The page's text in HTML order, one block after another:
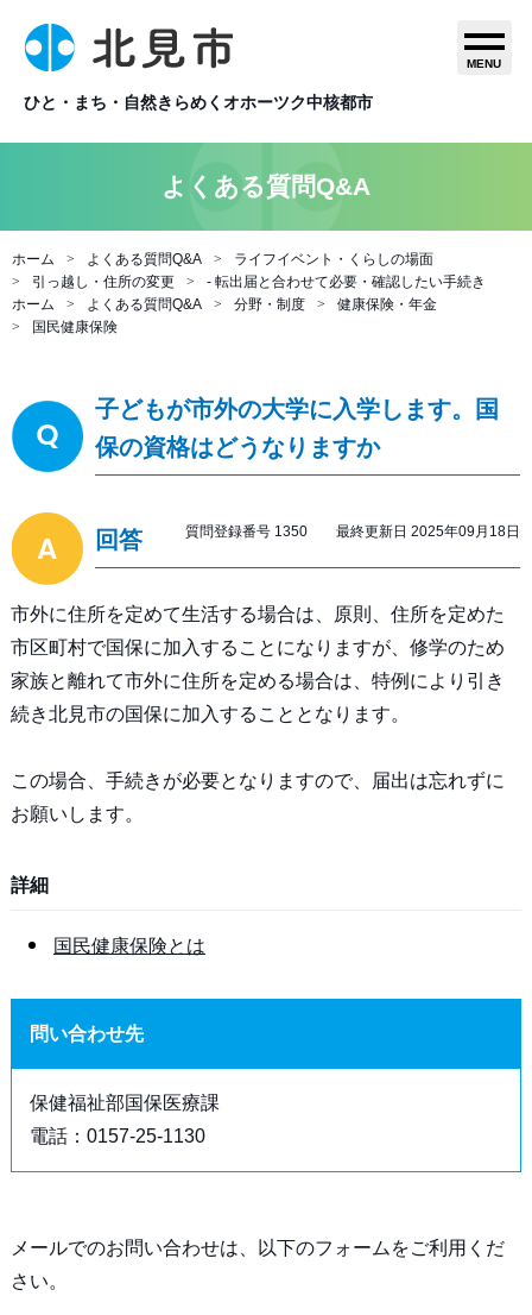
ひと・まち・自然きらめくオホーツク中核都市
MENU
よくある質問Q&A
ホーム よくある質問Q&A
ライフイベント・くらしの場面
引っ越し・住所の変更
- 転出届と合わせて必要・確認したい手続き
ホーム
よくある質問Q&A 分野・制度
健康保険・年金
国民健康保険
子どもが市外の大学に入学します。国
保の資格はどうなりますか
回答 質問登録番号 1350 最終更新日 2025年09月18日
市外に住所を定めて生活する場合は、原則、住所を定めた
市区町村で国保に加入することになりますが、修学のため
家族と離れて市外に住所を定める場合は、特例により引き
続き北見市の国保に加入することとなります。
この場合、手続きが必要となりますので、届出は忘れずに
お願いします。
詳細
国民健康保険とは
問い合わせ先
保健福祉部国保医療課
電話：0157-25-1130
メールでのお問い合わせは、以下のフォームをご利用くだ
さい。